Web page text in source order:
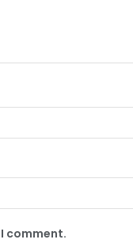
comment.